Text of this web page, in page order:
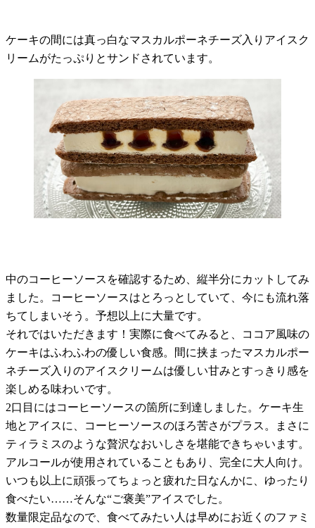
ケーキの間には真っ白なマスカルポーネチーズ入りアイスク
リームがたっぷりとサンドされています。
中のコーヒーソースを確認するため、縦半分にカットしてみ
ました。コーヒーソースはとろっとしていて、今にも流れ落
ちてしまいそう。予想以上に大量です。
それではいただきます！実際に食べてみると、ココア風味の
ケーキはふわふわの優しい食感。間に挟まったマスカルポー
ネチーズ入りのアイスクリームは優しい甘みとすっきり感を
楽しめる味わいです。
2口目にはコーヒーソースの箇所に到達しました。ケーキ生
地とアイスに、コーヒーソースのほろ苦さがプラス。まさに
ティラミスのような贅沢なおいしさを堪能できちゃいます。
アルコールが使用されていることもあり、完全に大人向け。
いつも以上に頑張ってちょっと疲れた日なんかに、ゆったり
食べたい……そんな“ご褒美”アイスでした。
数量限定品なので、食べてみたい人は早めにお近くのファミ